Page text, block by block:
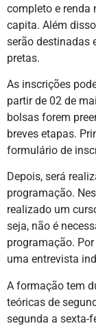
completo e renda
capita.​​ Além
serão destinadas
pretas.
As inscrições
partir de 02 de
bolsas forem
breves etapas.
formulário de
Depois, será
programação.
realizado um
seja, não é
programação.
uma entrevista
A formação tem
teóricas de
segunda a sexta-